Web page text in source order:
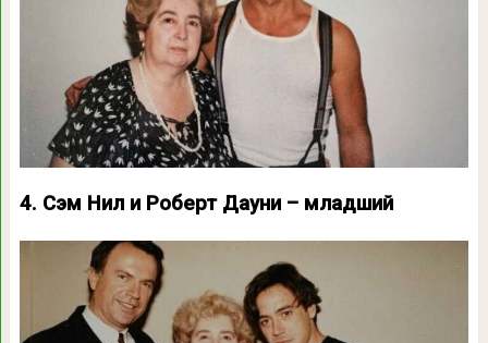
4. Сэм Нил и Роберт Дауни – младший